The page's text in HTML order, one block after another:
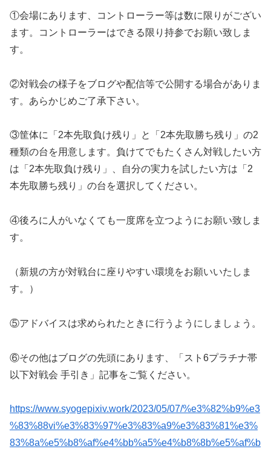
①会場にあります、コントローラー等は数に限りがござい
ます。コントローラーはできる限り持参でお願い致しま
す。
②対戦会の様子をブログや配信等で公開する場合がありま
す。あらかじめご了承下さい。
③筐体に「2本先取負け残り」と「2本先取勝ち残り」の2
種類の台を用意します。負けてでもたくさん対戦したい方
は「2本先取負け残り」、自分の実力を試したい方は「2
本先取勝ち残り」の台を選択してください。
④後ろに人がいなくても一度席を立つようにお願い致しま
す。
（新規の方が対戦台に座りやすい環境をお願いいたしま
す。）
⑤アドバイスは求められたときに行うようにしましょう。
⑥その他はブログの先頭にあります、「スト6プラチナ帯
以下対戦会 手引き」記事をご覧ください。
https://www.syogepixiv.work/2023/05/07/%e3%82%b9%e3
%83%88vi%e3%83%97%e3%83%a9%e3%83%81%e3%
83%8a%e5%b8%af%e4%bb%a5%e4%b8%8b%e5%af%b